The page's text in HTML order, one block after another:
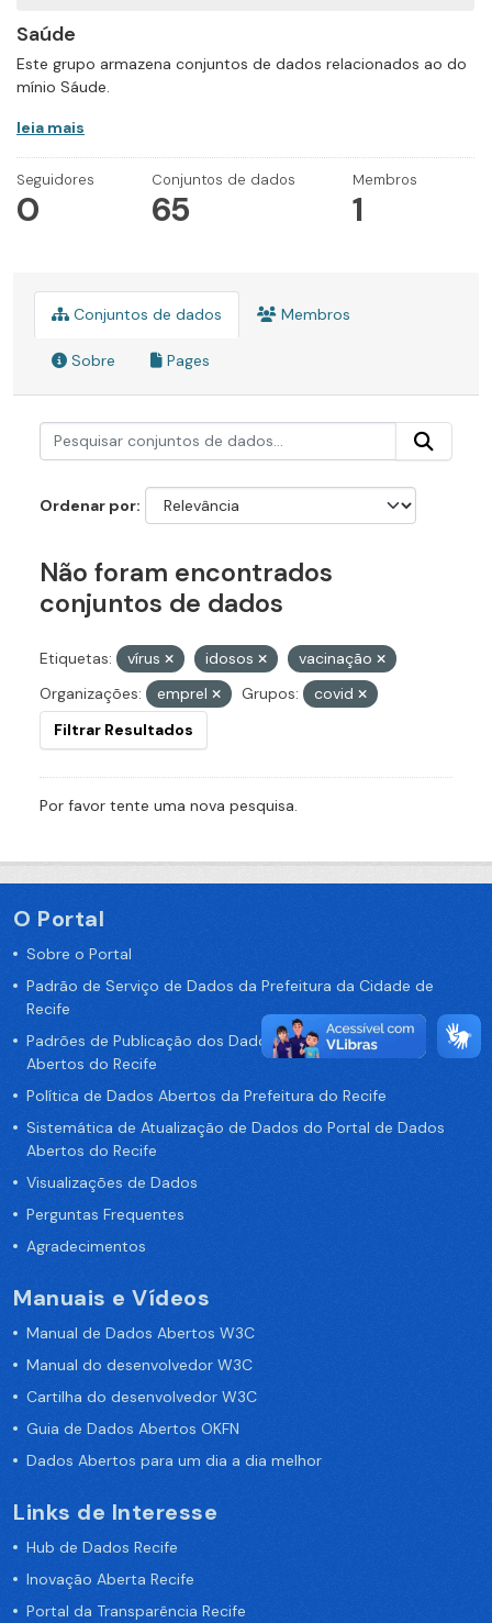
Saúde
Este grupo armazena conjuntos de dados relacionados ao do
mínio Sáude.
leia mais
Seguidores
0
Conjuntos de dados
65
Membros
1
Conjuntos de dados Membros
Sobre Pages
Ordenar por
Não foram encontrados
conjuntos de dados
Etiquetas: vírus idosos
vacinação
Organizações:
emprel Grupos:
covid
Filtrar Resultados
Por favor tente uma nova pesquisa.
O Portal
Sobre o Portal
Padrão de Serviço de Dados da Prefeitura da Cidade de
Recife
Padrões de Publicação dos Dados no Portal de Dados
Abertos do Recife
Política de Dados Abertos da Prefeitura do Recife
Sistemática de Atualização de Dados do Portal de Dados
Abertos do Recife
Visualizações de Dados
Perguntas Frequentes
Agradecimentos
Manuais e Vídeos
Manual de Dados Abertos W3C
Manual do desenvolvedor W3C
Cartilha do desenvolvedor W3C
Guia de Dados Abertos OKFN
Dados Abertos para um dia a dia melhor
Links de Interesse
Hub de Dados Recife
Inovação Aberta Recife
Portal da Transparência Recife